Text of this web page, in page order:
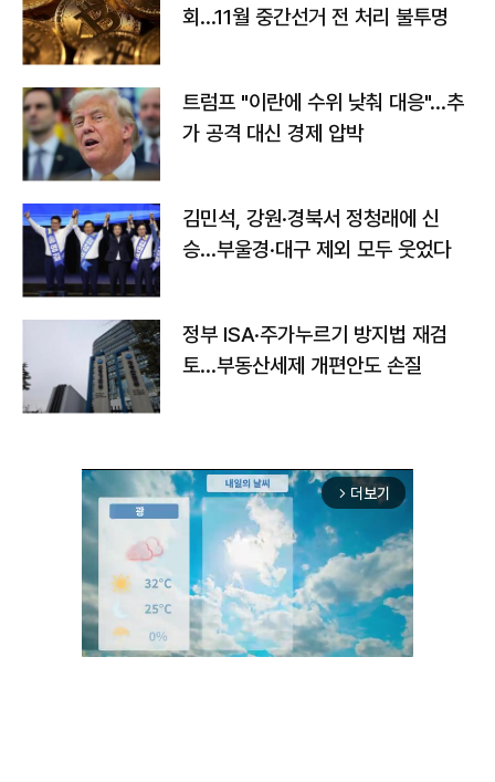
회…11월 중간선거 전 처리 불투명
트럼프 "이란에 수위 낮춰 대응"…추
가 공격 대신 경제 압박
김민석, 강원·경북서 정청래에 신
승…부울경·대구 제외 모두 웃었다
정부 ISA·주가누르기 방지법 재검
토…부동산세제 개편안도 손질
arrow_forward_ios 더보기